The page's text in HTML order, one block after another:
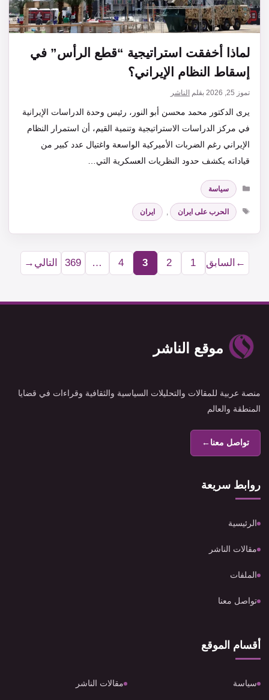
لماذا أخفقت استراتيجية “قطع الرأس” في
إسقاط النظام الإيراني؟
تموز 25, 2026 بقلم الناشر
يرى الدكتور محمد محسن أبو النور، رئيس وحدة الدراسات الإيرانية
في مركز الدراسات الاستراتيجية وتنمية القيم، أن استمرار النظام
الإيراني رغم الضربات الأميركية الواسعة واغتيال عدد كبير من
قياداته يكشف حدود النظريات العسكرية التي…
التصنيفات
سياسة
الوسوم
الحرب على ايران ايران
← السابق
Page
1
Page
2
Page
3
Page
4
…
Page
369 التالي →
موقع الناشر
منصة عربية للمقالات والتحليلات السياسية والثقافية وقراءات في قضايا
المنطقة والعالم
تواصل معنا←
روابط سريعة
الرئيسية
مقالات الناشر
الملفات
تواصل معنا
أقسام الموقع
سياسة مقالات الناشر